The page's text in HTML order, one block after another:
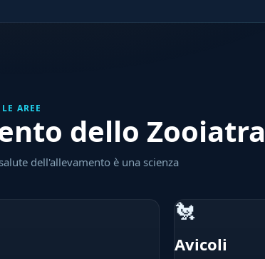
LE AREE
dello Zooiatra
dell'allevamento è una scienza
🐔
Avicoli